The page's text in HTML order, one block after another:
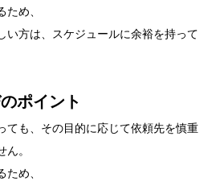
め、
い方は、スケジュールに余裕を持って
ポイント
ても、その目的に応じて依頼先を慎重
。
め、